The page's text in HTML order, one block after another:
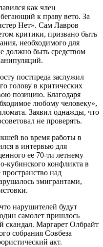
как член
к праву вето. За
Нет». Сам Лавров
критики, призвано быть
необходимого для
должно быть средством
постпреда заслужил
голову в критических
позицию. Благодаря
любому человеку»,
Заявил однажды, что
не проверять.
во время работы в
в интервью для
ее 70-ти летнему
кубинского конфликта в
над
эмигрантами,
нарушителей будут
самолет пришлось
скандал. Маргарет Олбрайт
собрания Совбеза
акт.